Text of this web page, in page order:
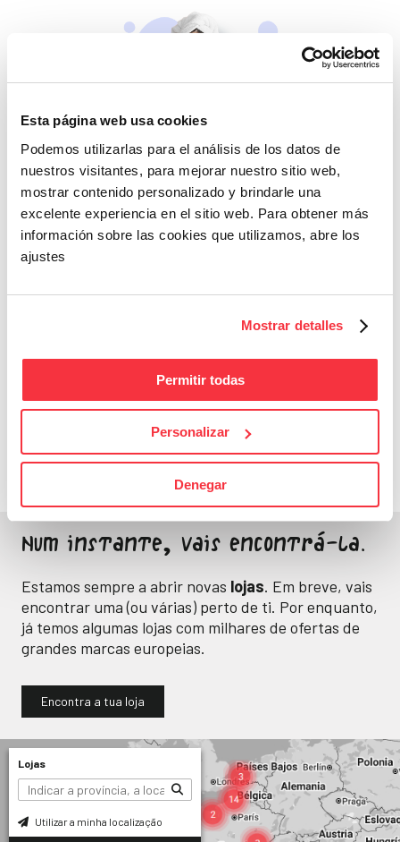
Esta página web usa cookies
Podemos utilizarlas para el análisis de los datos de
nuestros visitantes, para mejorar nuestro sitio web,
mostrar contenido personalizado y brindarle una
excelente experiencia en el sitio web. Para obtener más
información sobre las cookies que utilizamos, abre los
ajustes
Mostrar detalles
Permitir todas
Personalizar
Denegar
Beleza
Se não cuidares de ti
mesma, quem cuidará?
Fitness
para o teu dia a dia.
Num instante, vais encontrá-la.
Estamos sempre a abrir novas lojas. Em breve, vais
encontrar uma (ou várias) perto de ti. Por enquanto,
já temos algumas lojas com milhares de ofertas de
grandes marcas europeias.
Encontra a tua loja
Lojas
Utilizar a minha localização